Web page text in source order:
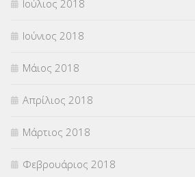
Ιούλιος 2018
Ιούνιος 2018
Μάιος 2018
Απρίλιος 2018
Μάρτιος 2018
Φεβρουάριος 2018